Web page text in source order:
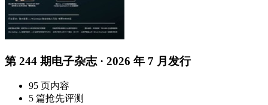
第 244 期电子杂志 · 2026 年 7 月发行
95 页内容
5 篇抢先评测